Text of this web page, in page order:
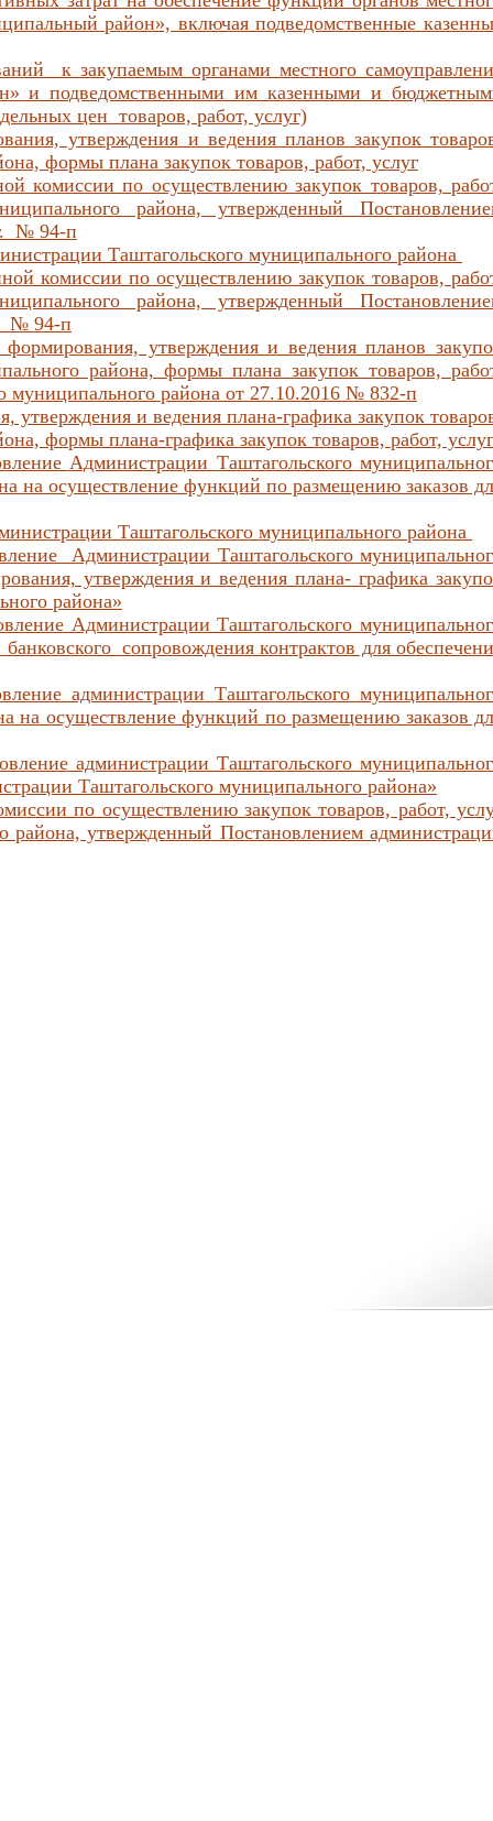
район», включая подведомственные
к закупаемым органами местного
и подведомственными им казенными и
цен товаров, работ, услуг)
утверждения и ведения планов закупок
формы плана закупок товаров, работ, услуг
по осуществлению закупок товаров,
района, утвержденный
№ 94-п
Таштагольского муниципального района
комиссии по осуществлению закупок товаров,
района, утвержденный
№ 94-п
утверждения и ведения планов
района, формы плана закупок товаров,
муниципального района от 27.10.2016 № 832-п
и ведения плана-графика закупок
формы плана-графика закупок товаров, работ, услуг
Администрации Таштагольского
на осуществление функций по размещению заказов
Таштагольского муниципального района
Администрации Таштагольского
утверждения и ведения плана- графика
района»
Администрации Таштагольского
сопровождения контрактов для
администрации Таштагольского
на осуществление функций по размещению заказов
администрации Таштагольского
Таштагольского муниципального района»
по осуществлению закупок товаров, работ,
утвержденный Постановлением